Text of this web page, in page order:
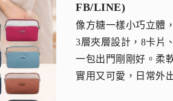
FB/LINE)
像方糖一樣小巧立體
3層夾層設計，8卡片
一包出門剛剛好。柔
實用又可愛，日常外